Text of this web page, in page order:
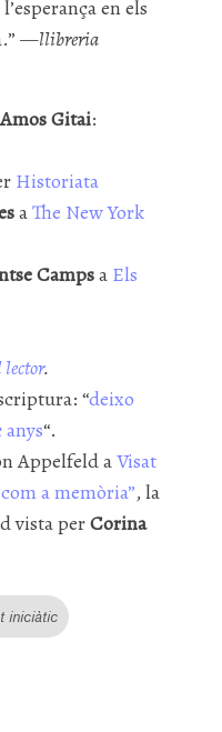
en els
—llibreria
Amos Gitai:
Historiata
aThe New York
Campsa Els
lector.
“deixo
“.
Appelfeld aVisat
a memòria”, la
vista perCorina
iniciàtic